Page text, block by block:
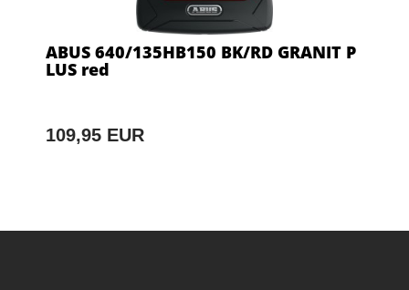
ABUS 640/135HB150 BK/RD GRANIT P
LUS red
109,95 EUR